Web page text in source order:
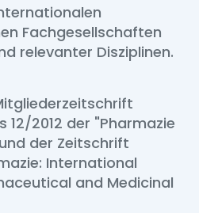
Fachgesellschaften
relevanter Disziplinen.
12/2012 der "Pharmazie
der Zeitschrift
International
and Medicinal